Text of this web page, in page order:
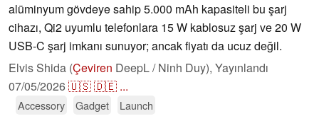
alüminyum gövdeye sahip 5.000 mAh kapasiteli bu şarj
cihazı, Qi2 uyumlu telefonlara 15 W kablosuz şarj ve 20 W
USB-C şarj imkanı sunuyor; ancak fiyatı da ucuz değil.
Elvis Shida (Çeviren DeepL / Ninh Duy), Yayınlandı
07/05/2026🇺🇸🇩🇪 ...
Accessory Gadget Launch